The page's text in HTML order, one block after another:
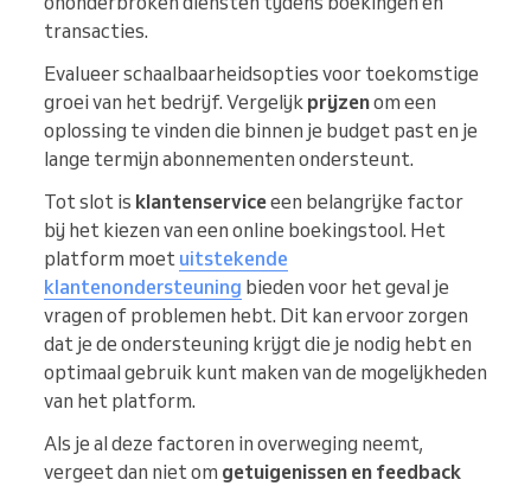
transacties.
Evalueer schaalbaarheidsopties voor toekomstige
groei van het bedrijf. Vergelijk prijzenom een
oplossing te vinden die binnen je budget past en je
lange termijn abonnementen ondersteunt.
Tot slot is klantenserviceeen belangrijke factor
bij het kiezen van een online boekingstool. Het
platform moet uitstekende
klantenondersteuning bieden voor het geval je
vragen of problemen hebt. Dit kan ervoor zorgen
dat je de ondersteuning krijgt die je nodig hebt en
optimaal gebruik kunt maken van de mogelijkheden
van het platform.
Als je al deze factoren in overweging neemt,
vergeet dan niet om getuigenissen en feedback